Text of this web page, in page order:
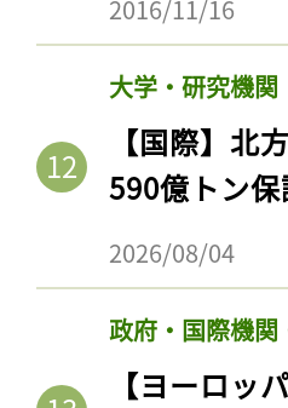
2016/11/16
大学・研究機関
【国際】北
590億トン
2026/08/04
政府・国際機関
【ヨーロッ